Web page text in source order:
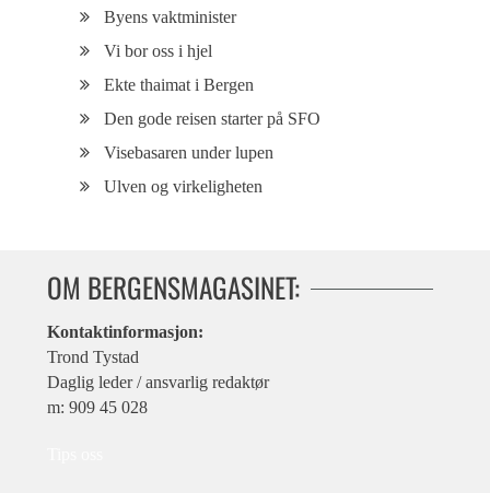
Byens vaktminister
Vi bor oss i hjel
Ekte thaimat i Bergen
Den gode reisen starter på SFO
Visebasaren under lupen
Ulven og virkeligheten
OM BERGENSMAGASINET:
Kontaktinformasjon:
Trond Tystad
Daglig leder / ansvarlig redaktør
m: 909 45 028